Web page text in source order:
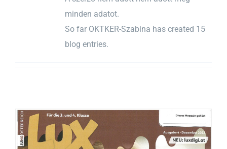
minden adatot.
So far OKTKER-Szabina has created 15
blog entries.